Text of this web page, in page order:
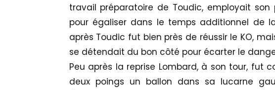
travail préparatoire de Toudic, employait
pour égaliser dans le temps additionnel de
après Toudic fut bien près de réussir le KO,
se détendait du bon côté pour écarter le
Peu après la reprise Lombard, à son tour, fut
deux poings un ballon dans sa lucarne